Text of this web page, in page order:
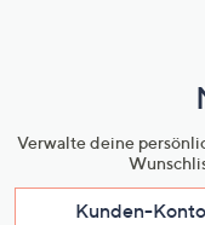
Verwalte deine
Kunden-Konto